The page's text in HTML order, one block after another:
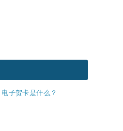
电子贺卡是什么？